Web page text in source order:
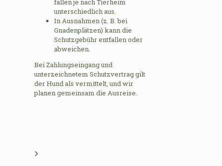
fallen je nach Tierheim
unterschiedlich aus.
In Ausnahmen (z. B. bei
Gnadenplätzen) kann die
Schutzgebühr entfallen oder
abweichen.
Bei Zahlungseingang und
unterzeichnetem Schutzvertrag gilt
der Hund als vermittelt, und wir
planen gemeinsam die Ausreise.